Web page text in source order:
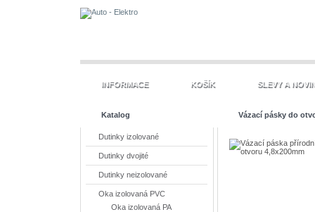
INFORMACE KOŠÍK SLEVY A
Katalog
Dutinky izolované
Dutinky dvojité
Dutinky neizolované
Oka izolovaná PVC
Oka izolovaná PA
Vázací pásky do